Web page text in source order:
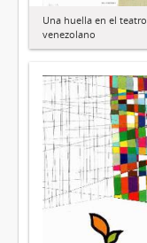
Una huella en el teatro
venezolano